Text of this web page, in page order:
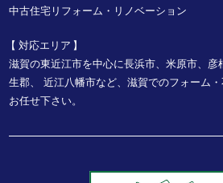
中古住宅リフォーム・リノベーション
対応エリア
滋賀の東近江市を中心に長浜市、米原市、彦
生郡、
近江八幡市など、滋賀でのフォーム
お任せ下さい。